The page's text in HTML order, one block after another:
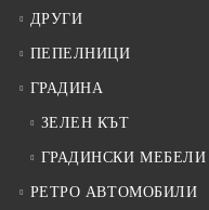
ДРУГИ
ПЕПЕЛНИЦИ
ГРАДИНА
ЗЕЛЕН КЪТ
ГРАДИНСКИ МЕБЕЛИ
РЕТРО АВТОМОБИЛИ